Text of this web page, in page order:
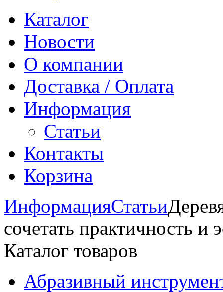
Каталог
Новости
О компании
Доставка / Оплата
Информация
Статьи
Контакты
Корзина
ИнформацияСтатьи
сочетать практичность и
Каталог товаров
Абразивный